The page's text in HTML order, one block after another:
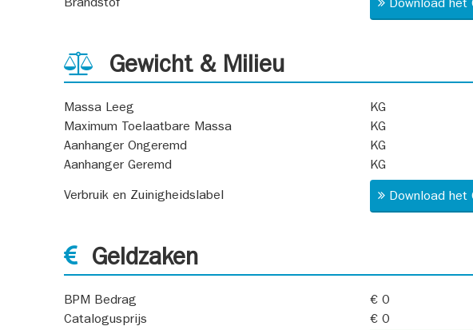
Brandstof Download
Gewicht & Milieu
Massa Leeg
KG
Maximum Toelaatbare Massa
KG
Aanhanger Ongeremd
KG
Aanhanger Geremd
KG
Verbruik en Zuinigheidslabel Download
Geldzaken
BPM Bedrag
€ 0
Catalogusprijs
€ 0